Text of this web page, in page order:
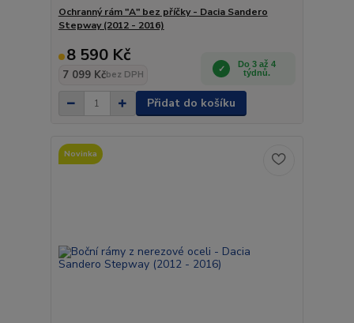
Ochranný rám "A" bez příčky - Dacia Sandero
Stepway (2012 - 2016)
8 590 Kč
7 099 Kčbez DPH
Do 3 až 4
týdnů.
Přidat do košíku
Novinka